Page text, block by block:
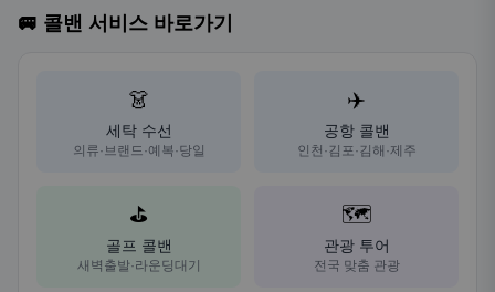
🚐 콜밴 서비스 바로가기
👗
세탁 수선
의류·브랜드·예복·당일
✈️
공항 콜밴
인천·김포·김해·제주
⛳
골프 콜밴
새벽출발·라운딩대기
🗺️
관광 투어
전국 맞춤 관광